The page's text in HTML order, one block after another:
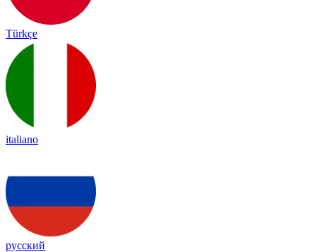
Türkçe
italiano
русский